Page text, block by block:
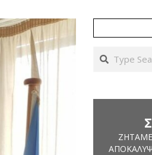
Search